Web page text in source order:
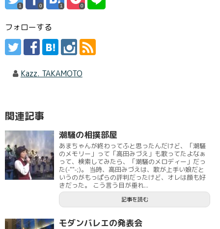
1 0 1 0
フォローする
Kazz. TAKAMOTO
関連記事
潮騒の相撲部屋
あまちゃんが終わってふと思ったんだけど、「潮騒
のメモリー」って「高田みづえ」も歌ってたよなぁ
って、検索してみたら、「潮騒のメロディー」だっ
た(-""-;)。 当時、高田みづえは、歌が上手い娘だと
いうのがもっぱらの評判だったけど、オレは顔も好
きだった。 こう言う目が垂れ...
記事を読む
モダンバレエの発表会